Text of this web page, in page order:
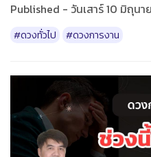
Published - วันเสาร์ 10 มิถุนา
#ดวงทั่วไป #ดวงการงาน